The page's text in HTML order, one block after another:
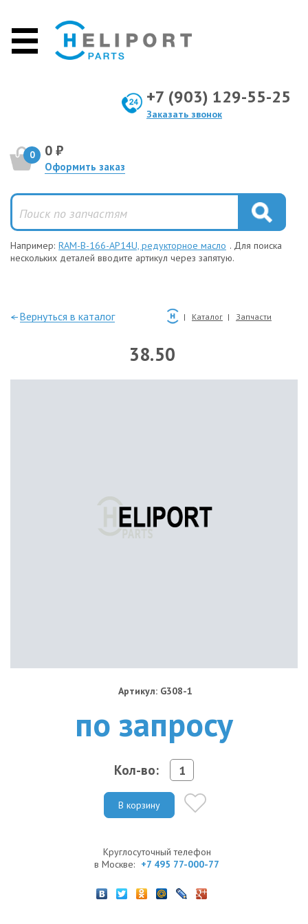
+7 (903) 129-55-25
Заказать звонок
0 0 ₽
Оформить заказ
Например: RAM-B-166-AP14U, редукторное масло . Для поиска
нескольких деталей вводите артикул через запятую.
—Вернуться в каталог Каталог Запчасти
38.50
Артикул: G308-1
по запросу
Кол-во:
В корзину
Круглосуточный телефон
в Москве: +7 495 77-000-77